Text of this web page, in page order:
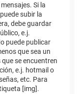
Si la
subir la
debe guardar
e.j.
puede publicar
que sea un
se encuentren
e.j. hotmail o
etc. Para
[img].